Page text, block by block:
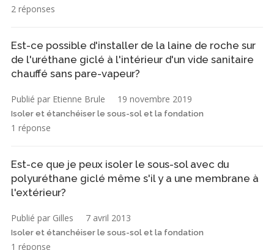
2 réponses
Est-ce possible d'installer de la laine de roche sur
de l'uréthane giclé à l'intérieur d'un vide sanitaire
chauffé sans pare-vapeur?
Publié par Etienne Brule 19 novembre 2019
Isoler et étanchéiser le sous-sol et la fondation
1 réponse
Est-ce que je peux isoler le sous-sol avec du
polyuréthane giclé même s'il y a une membrane à
l'extérieur?
Publié par Gilles 7 avril 2013
Isoler et étanchéiser le sous-sol et la fondation
1 réponse